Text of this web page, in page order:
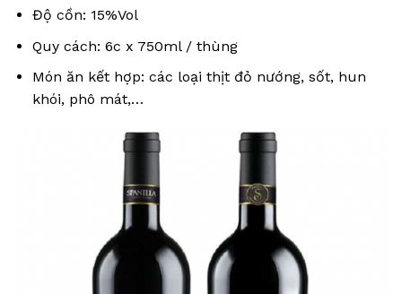
Độ cồn: 15%Vol
Quy cách: 6c x 750ml / thùng
Món ăn kết hợp: các loại thịt đỏ nướng, sốt, hun
khói, phô mát,…